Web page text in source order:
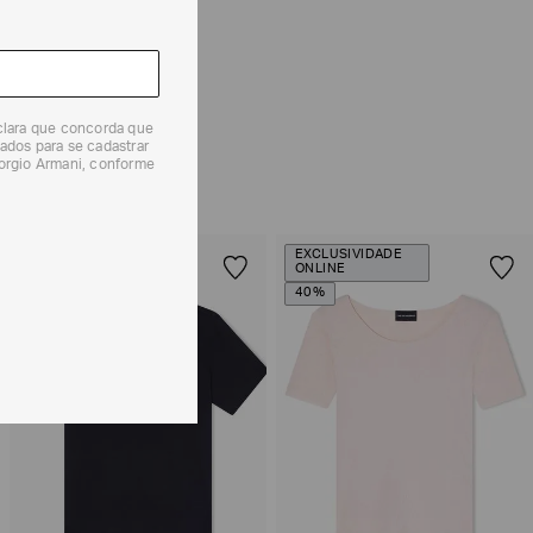
dos Produtos. E a troca pode ser feita em até 30
Preencha oFormulário de Devolução
sobre as condições de troca ou devolução, consulte a
EXCLUSIVIDADE
ONLINE
40%
que concorda que
para se cadastrar
Armani, conforme